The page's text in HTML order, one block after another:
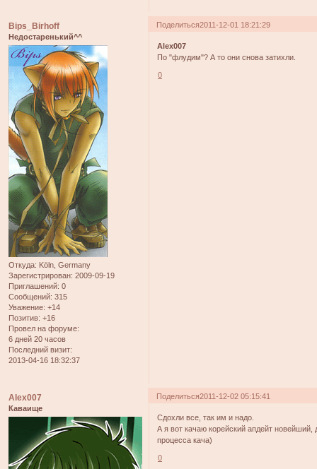
Поделиться2011-12-01 18:21:29
Bips_Birhoff
Недостаренький^^
Откуда: Köln, Germany
Зарегистрирован: 2009-09-19
Приглашений: 0
Сообщений: 315
Уважение: +14
Позитив: +16
Провел на форуме:
6 дней 20 часов
Последний визит:
2013-04-16 18:32:37
Alex007
По "флудим"? А то они снова затихли.
0
Поделиться2011-12-02 05:15:41
Alex007
Каваище
Сдохли все, так им и надо.
А я вот качаю корейский апдейт
процесса кача)
0